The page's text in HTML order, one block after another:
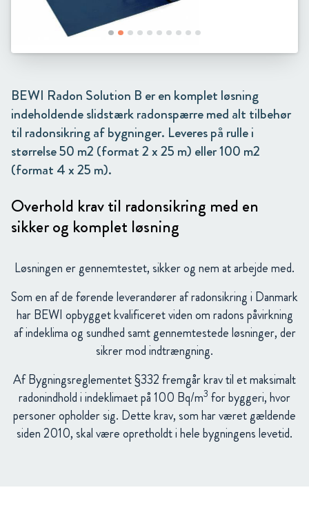
BEWI Radon Solution B er en komplet løsning
indeholdende slidstærk radonspærre med alt tilbehør
til radonsikring af bygninger. Leveres på rulle i
størrelse 50 m2 (format 2 x 25 m) eller 100 m2
(format 4 x 25 m).
Overhold krav til radonsikring med en
sikker og komplet løsning
Løsningen er gennemtestet, sikker og nem at arbejde med.
Som en af de førende leverandører af radonsikring i Danmark
har BEWI opbygget kvalificeret viden om radons påvirkning
af indeklima og sundhed samt gennemtestede løsninger, der
sikrer mod indtrængning.
Af Bygningsreglementet §332 fremgår krav til et maksimalt
radonindhold i indeklimaet på 100 Bq/m3 for byggeri, hvor
personer opholder sig. Dette krav, som har været gældende
siden 2010, skal være opretholdt i hele bygningens levetid.